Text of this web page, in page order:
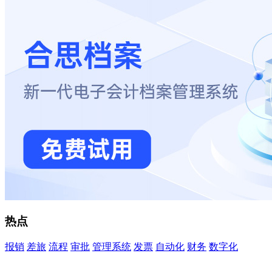
热点
报销 差旅 流程 审批 管理系统 发票 自动化 财务 数字化